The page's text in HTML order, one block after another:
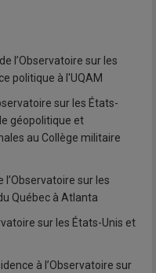
l’Observatoire sur les
politique à l'UQAM
sur les États-
géopolitique et
au Collège militaire
l’Observatoire sur les
Québec à Atlanta
sur les États-Unis et
à l’Observatoire sur